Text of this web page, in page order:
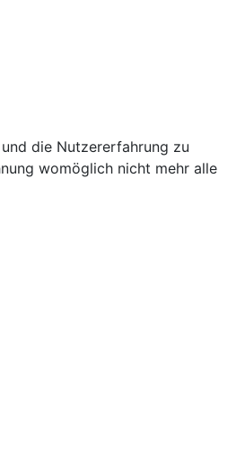
die Nutzererfahrung zu
womöglich nicht mehr alle